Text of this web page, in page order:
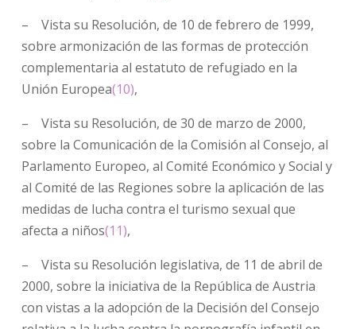
– Vista su Resolución, de 10 de febrero de 1999,
sobre armonización de las formas de protección
complementaria al estatuto de refugiado en la
Unión Europea(10),
– Vista su Resolución, de 30 de marzo de 2000,
sobre la Comunicación de la Comisión al Consejo, al
Parlamento Europeo, al Comité Económico y Social y
al Comité de las Regiones sobre la aplicación de las
medidas de lucha contra el turismo sexual que
afecta a niños(11),
– Vista su Resolución legislativa, de 11 de abril de
2000, sobre la iniciativa de la República de Austria
con vistas a la adopción de la Decisión del Consejo